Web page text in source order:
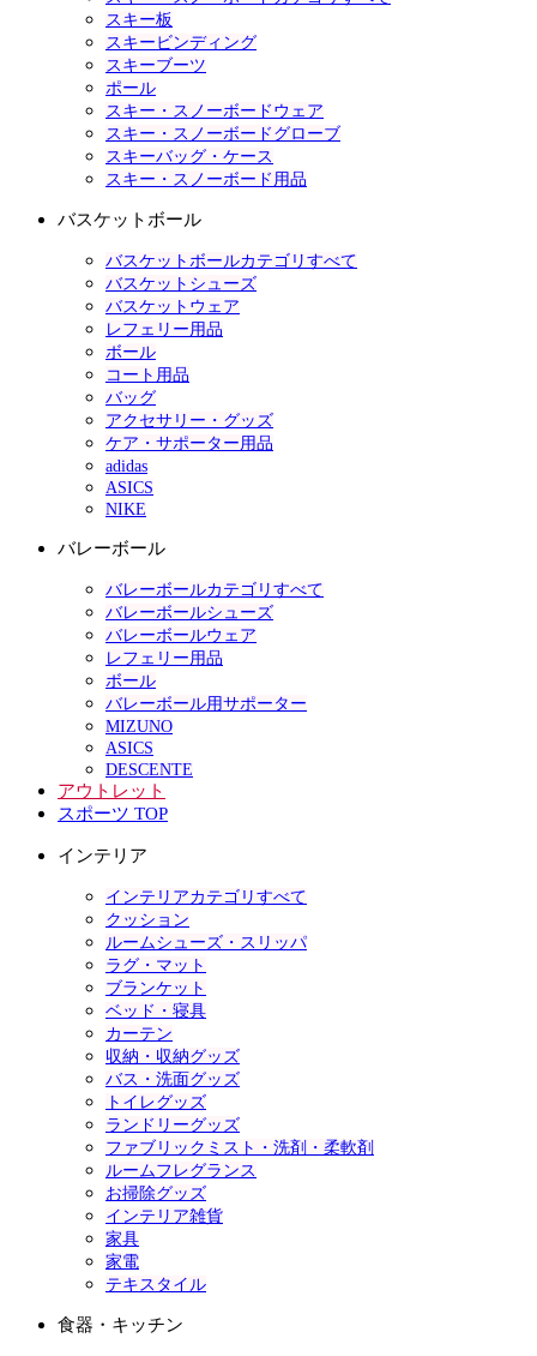
スキー板
スキービンディング
スキーブーツ
ポール
スキー・スノーボードウェア
スキー・スノーボードグローブ
スキーバッグ・ケース
スキー・スノーボード用品
バスケットボール
バスケットボールカテゴリすべて
バスケットシューズ
バスケットウェア
レフェリー用品
ボール
コート用品
バッグ
アクセサリー・グッズ
ケア・サポーター用品
adidas
ASICS
NIKE
バレーボール
バレーボールカテゴリすべて
バレーボールシューズ
バレーボールウェア
レフェリー用品
ボール
バレーボール用サポーター
MIZUNO
ASICS
DESCENTE
アウトレット
スポーツ TOP
インテリア
インテリアカテゴリすべて
クッション
ルームシューズ・スリッパ
ラグ・マット
ブランケット
ベッド・寝具
カーテン
収納・収納グッズ
バス・洗面グッズ
トイレグッズ
ランドリーグッズ
ファブリックミスト・洗剤・柔軟剤
ルームフレグランス
お掃除グッズ
インテリア雑貨
家具
家電
テキスタイル
食器・キッチン